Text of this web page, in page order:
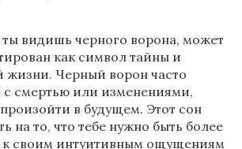
видишь черного ворона, может
как символ тайны и
жизни. Черный ворон часто
с смертью или изменениями,
в будущем. Этот сон
на то, что тебе нужно быть более
своим интуитивным ощущениям